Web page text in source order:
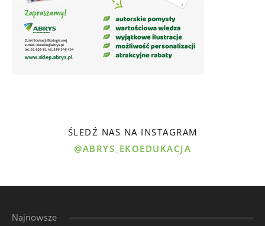
ŚLEDŹ NAS NA INSTAGRAM
@ABRYS_EKOEDUKACJA
Najnowsze